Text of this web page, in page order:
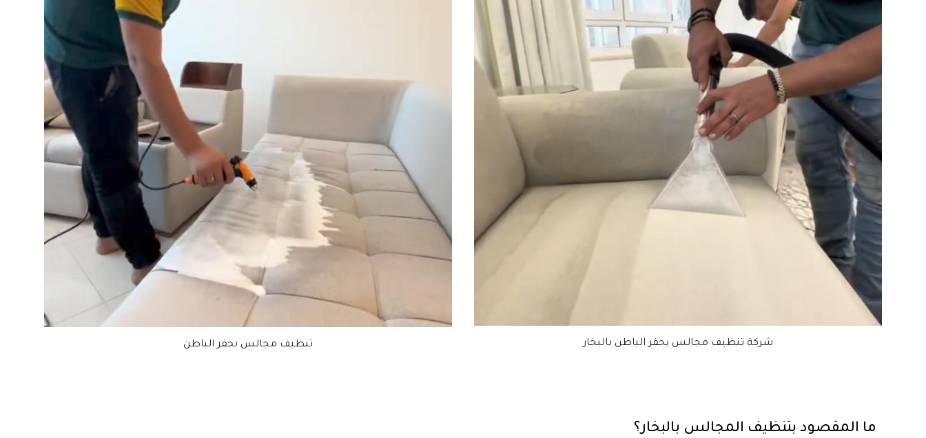
تنظيف مجالس بحفر الباطن شركة تنظيف مجالس بحفر الباطن بالبخار
ما المقصود بتنظيف المجالس بالبخار؟